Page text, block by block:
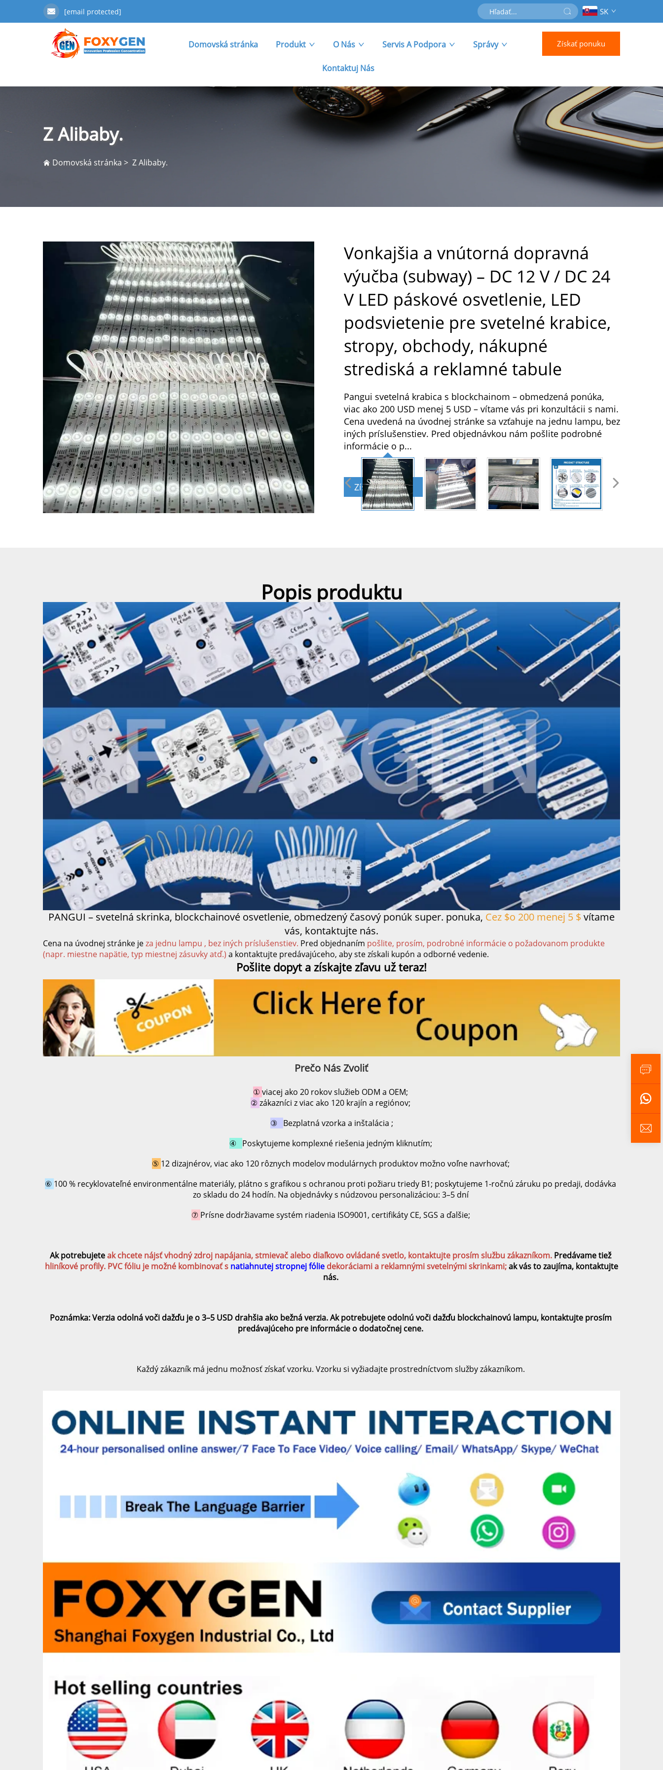
[email protected] SK
Domovská stránka Produkt O Nás Servis A Podpora Správy
Kontaktuj Nás
Získať ponuku
Z Alibaby.
Domovská stránka > Z Alibaby.
Vonkajšia a vnútorná dopravná
výučba (subway) – DC 12 V / DC 24
V LED páskové osvetlenie, LED
podsvietenie pre svetelné krabice,
stropy, obchody, nákupné
strediská a reklamné tabule
Pangui svetelná krabica s blockchainom – obmedzená ponúka,
viac ako 200 USD menej 5 USD – vítame vás pri konzultácii s nami.
Cena uvedená na úvodnej stránke sa vzťahuje na jednu lampu, bez
iných príslušenstiev. Pred objednávkou nám pošlite podrobné
informácie o p...
Získať ponuku
Popis produktu
PANGUI – svetelná skrinka, blockchainové osvetlenie, obmedzený časový ponúk super. ponuka, Cez $o 200 menej 5 $ vítame
vás, kontaktujte nás.
Cena na úvodnej stránke jeza jednu lampu , bez iných príslušenstiev. Pred objednaním pošlite, prosím, podrobné informácie o požadovanom produkte
(napr. miestne napätie, typ miestnej zásuvky atď.) a kontaktujte predávajúceho, aby ste získali kupón a odborné vedenie.
Pošlite dopyt a získajte zľavu už teraz!
Prečo Nás Zvoliť
① viacej ako 20 rokov služieb ODM a OEM;
② zákazníci z viac ako 120 krajín a regiónov;
③ Bezplatná vzorka a inštalácia ;
④ Poskytujeme komplexné riešenia jedným kliknutím;
⑤ 12 dizajnérov, viac ako 120 rôznych modelov modulárnych produktov možno voľne navrhovať;
⑥ 100 % recyklovateľné environmentálne materiály, plátno s grafikou s ochranou proti požiaru triedy B1; poskytujeme 1-ročnú záruku po predaji, dodávka
zo skladu do 24 hodín. Na objednávky s núdzovou personalizáciou: 3–5 dní
⑦ Prísne dodržiavame systém riadenia ISO9001, certifikáty CE, SGS a ďalšie;
Ak potrebujete ak chcete nájsť vhodný zdroj napájania, stmievač alebo diaľkovo ovládané svetlo, kontaktujte prosím službu zákazníkom.
Predávame tiež
hliníkové profily. PVC fóliu je možné kombinovať s natiahnutej stropnej fólie dekoráciami a reklamnými svetelnými skrinkami; ak vás to zaujíma, kontaktujte
nás.
Poznámka: Verzia odolná voči dažďu je o 3–5 USD drahšia ako bežná verzia. Ak potrebujete odolnú voči dažďu blockchainovú lampu, kontaktujte prosím
predávajúceho pre informácie o dodatočnej cene.
Každý zákazník má jednu možnosť získať vzorku. Vzorku si vyžiadajte prostredníctvom služby zákazníkom.